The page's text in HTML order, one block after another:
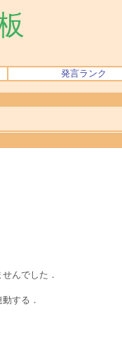
発言ランク
んでした．
する．